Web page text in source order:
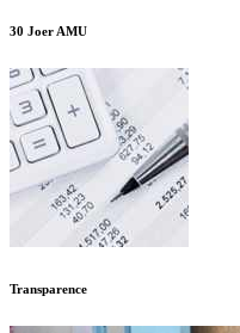
30 Joer AMU
Transparence